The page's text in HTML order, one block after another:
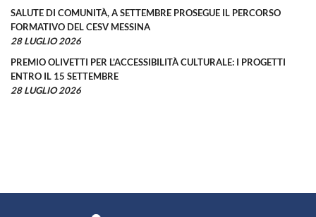
SALUTE DI COMUNITÀ, A SETTEMBRE PROSEGUE IL PERCORSO
FORMATIVO DEL CESV MESSINA
28 LUGLIO 2026
PREMIO OLIVETTI PER L’ACCESSIBILITÀ CULTURALE: I PROGETTI
ENTRO IL 15 SETTEMBRE
28 LUGLIO 2026